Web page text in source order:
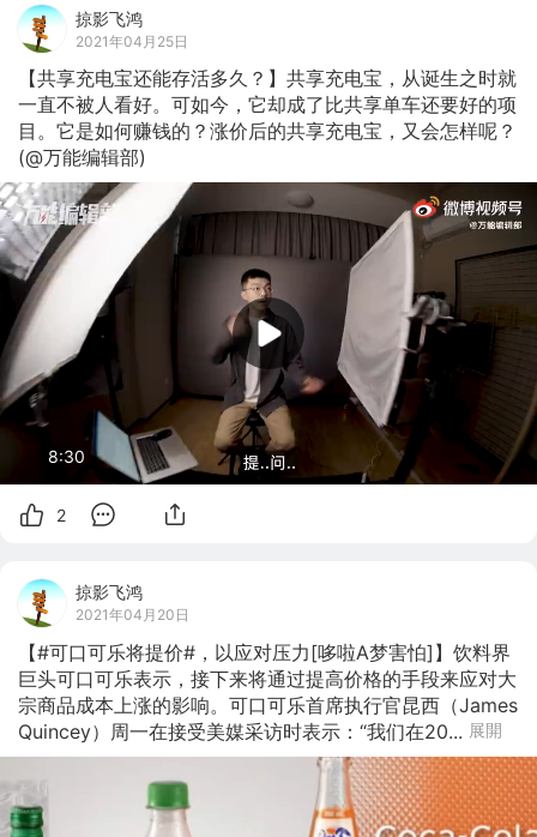
掠影飞鸿
2021年04月25日
【共享充电宝还能存活多久？】共享充电宝，从诞生之时就
一直不被人看好。可如今，它却成了比共享单车还要好的项
目。它是如何赚钱的？涨价后的共享充电宝，又会怎样呢？
(@万能编辑部)
8:30
2
掠影飞鸿
2021年04月20日
【#可口可乐将提价#，以应对压力[哆啦A梦害怕]】饮料界
巨头可口可乐表示，接下来将通过提高价格的手段来应对大
宗商品成本上涨的影响。可口可乐首席执行官昆西（James
Quincey）周一在接受美媒采访时表示：“我们在20... 展開